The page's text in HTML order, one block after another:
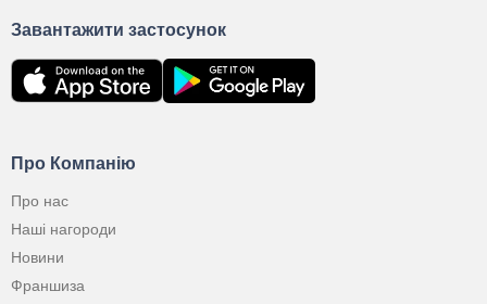
Про Компанію
Про нас
Наші нагороди
Новини
Франшиза
Завантажити застосунок